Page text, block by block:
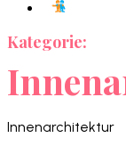
Kategorie:
Innenarchitektur